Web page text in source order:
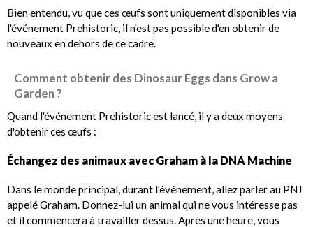
Bien entendu, vu que ces œufs sont uniquement disponibles via
l'événement Prehistoric, il n'est pas possible d'en obtenir de
nouveaux en dehors de ce cadre.
Comment obtenir des Dinosaur Eggs dans Grow a
Garden ?
Quand l'événement Prehistoric est lancé, il y a deux moyens
d'obtenir ces œufs :
Échangez des animaux avec Graham à la DNA Machine
Dans le monde principal, durant l'événement, allez parler au PNJ
appelé Graham. Donnez-lui un animal qui ne vous intéresse pas
et il commencera à travailler dessus. Après une heure, vous